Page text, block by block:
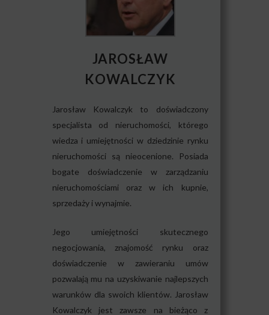
JAROSŁAW
KOWALCZYK
Jarosław Kowalczyk to doświadczony
specjalista od nieruchomości, którego
wiedza i umiejętności w dziedzinie rynku
nieruchomości są nieocenione. Posiada
bogate doświadczenie w zarządzaniu
nieruchomościami oraz w ich kupnie,
sprzedaży i wynajmie.
Jego umiejętności skutecznego
negocjowania, znajomość rynku oraz
doświadczenie w zawieraniu umów
pozwalają mu na uzyskiwanie najlepszych
warunków dla swoich klientów. Jarosław
Kowalczyk jest zawsze na bieżąco z